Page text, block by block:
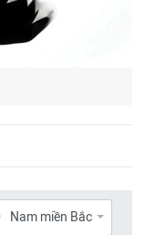
Nam miền Bắc